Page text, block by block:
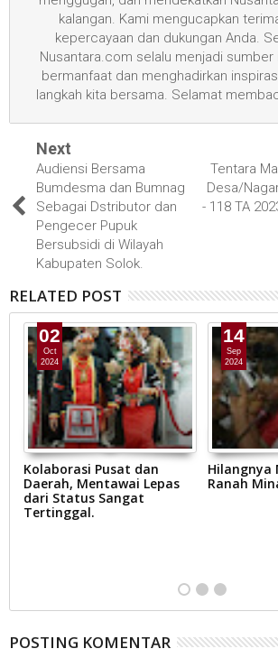
kalangan. Kami mengucapkan
kepercayaan dan dukungan Anda.
Nusantara.com selalu menjadi sumber
bermanfaat dan menghadirkan
langkah kita bersama. Selamat
Next
Audiensi Bersama
Bumdesma dan Bumnag
Sebagai Dstributor dan
Pengecer Pupuk
Bersubsidi di Wilayah
Kabupaten Solok.
Tentara
Desa/
- 118 TA
RELATED POST
02
Oct
2024
Kolaborasi Pusat dan
Daerah, Mentawai Lepas
dari Status Sangat
Tertinggal.
14
Sep
2024
Hilangnya
Ranah
POSTING KOMENTAR